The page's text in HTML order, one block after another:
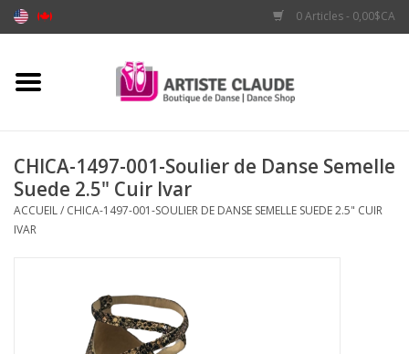
0 Articles - 0,00$CA
Accueil
Vêtements
CHICA-1497-001-Soulier de Danse Semelle
Suede 2.5" Cuir Ivar
ACCUEIL/ CHICA-1497-001-SOULIER DE DANSE SEMELLE SUEDE 2.5" CUIR
IVAR